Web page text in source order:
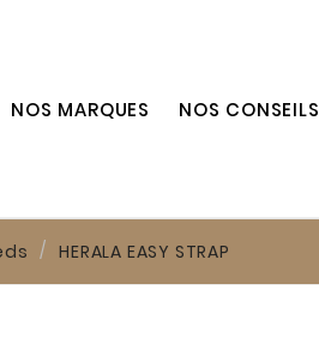
NOS MARQUES NOS CONSEILS
HERALA EASY STRAP